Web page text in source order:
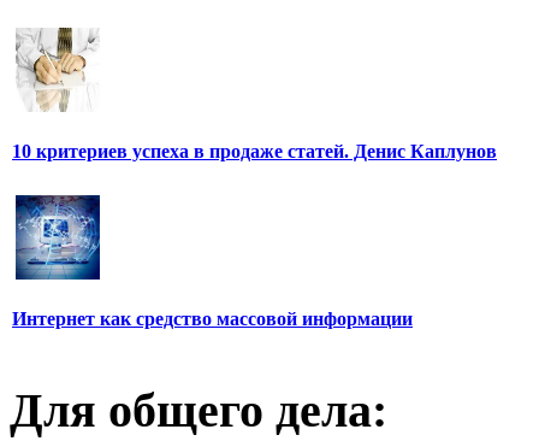
10 критериев успеха в продаже статей. Денис Каплунов
Интернет как средство массовой информации
Для общего дела: